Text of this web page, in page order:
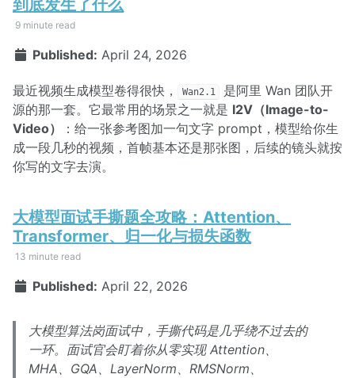
到底发生了什么
9 minute read
Published: April 24, 2026
最近视频生成模型卷得很快， Wan2.1
是阿里 Wan 团队开
源的那一套。它最常用的场景之一就是 I2V（Image-to-
Video）
：给一张参考图加一句文字 prompt，模型给你生
成一段几秒的视频，首帧基本还是那张图，后续的镜头就按
你写的文字去演。
大模型面试手撕题全攻略：Attention、
Transformer、归一化与损失函数
13 minute read
Published: April 22, 2026
大模型算法岗面试中，手撕代码是几乎绕不过去的
一环。面试官会盯着你从零实现 Attention、
MHA、GQA、LayerNorm、RMSNorm、